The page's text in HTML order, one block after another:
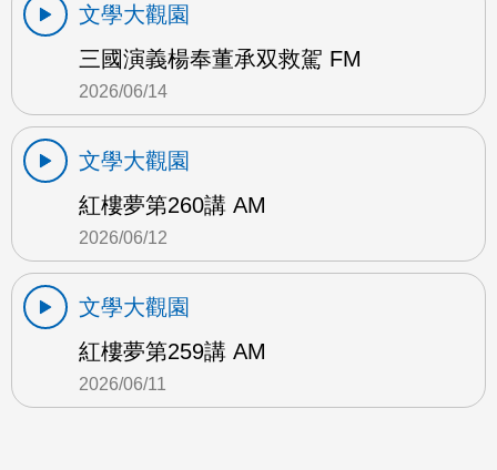
文學大觀園
三國演義楊奉董承双救駕 FM
2026/06/14
文學大觀園
紅樓夢第260講 AM
2026/06/12
文學大觀園
紅樓夢第259講 AM
2026/06/11